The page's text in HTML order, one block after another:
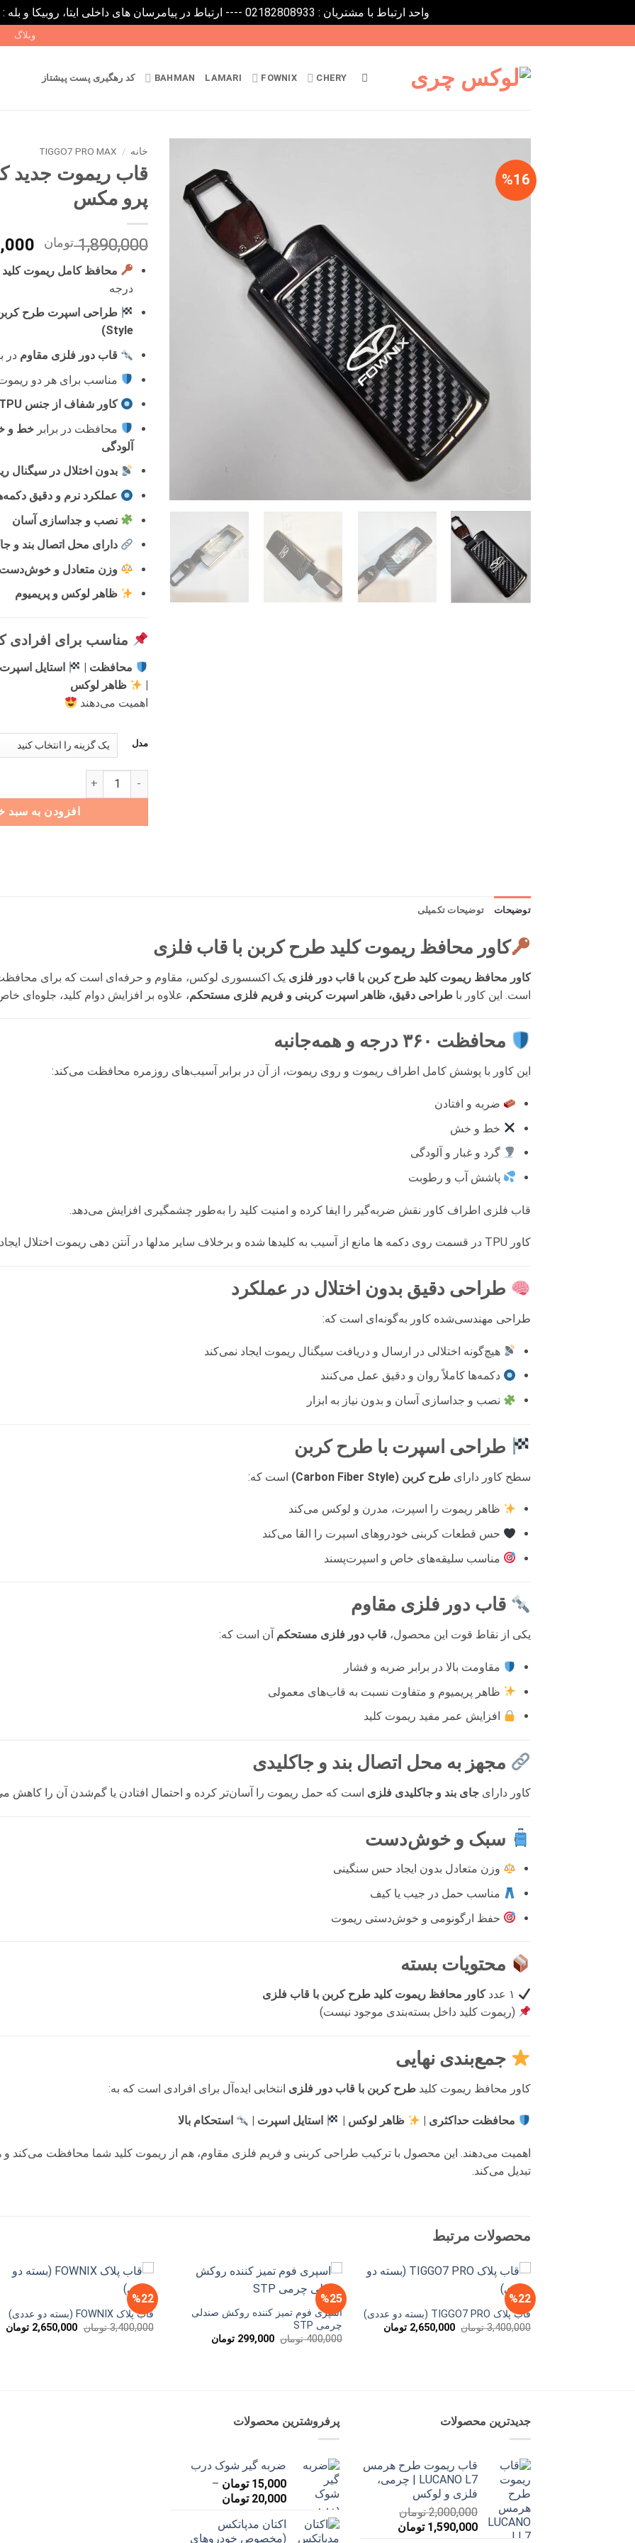
واحد ارتباط با مشتریان : 02182808933 ---- ارتباط در پیامرسان های داخلی ایتا، روبیکا و بله : 09031116395
to
وبلاگ
CHERY
FOWNIX
LAMARI
BAHMAN کد رهگیری پست پیشتاز
%16
خانه /
TIGGO7 PRO MAX
پرو مکس
1,890,000 تومان
محافظ کامل ریموت کلید
درجه
Style)
قاب دور فلزی مقاوم در
مناسب برای هر دو
کاور شفاف از جنس TPU روی دکمه ها
محافظت در برابرخط و
آلودگی
بدون اختلال در سیگنال
عملکرد نرم و دقیق
نصب و جداسازی آسان
دارای محل اتصال بند و
وزن متعادل و
ظاهر لوکس و پریمیوم
مناسب برای افرادی
محافظت |
استایل
|
ظاهر لوکس
اهمیت می‌دهند
مدل
قاب ریموت جدید کربن تیگو 7 پرو مکس عدد
افزودن به سبد
توضیحات توضیحات تکمیلی
کاور محافظ ریموت کلید طرح کربن با قاب فلزی
کاور محافظ ریموت کلید طرح کربن با قاب دور فلزی یک اکسسوری لوکس، مقاوم و حرفه‌ای است که برای
است. این کاور با طراحی دقیق، ظاهر اسپرت کربنی و فریم فلزی مستحکم، علاوه بر افزایش دوام کلید، جلوه‌ای
محافظت ۳۶۰ درجه و همه‌جانبه
این کاور با پوشش کامل اطراف ریموت و روی ریموت، از آن در برابر آسیب‌های روزمره محافظت می‌کند:
ضربه و افتادن
خط و خش
گرد و غبار و آلودگی
پاشش آب و رطوبت
قاب فلزی اطراف کاور نقش ضربه‌گیر را ایفا کرده و امنیت کلید را به‌طور چشمگیری افزایش می‌دهد.
کاور TPU در قسمت روی دکمه ها مانع از آسیب به کلیدها شده و برخلاف سایر مدلها در آنتن دهی ریموت اختلال ایجاد نمی کند.
طراحی دقیق بدون اختلال در عملکرد
طراحی مهندسی‌شده کاور به‌گونه‌ای است که:
هیچ‌گونه اختلالی در ارسال و دریافت سیگنال ریموت ایجاد نمی‌کند
دکمه‌ها کاملاً روان و دقیق عمل می‌کنند
نصب و جداسازی آسان و بدون نیاز به ابزار
طراحی اسپرت با طرح کربن
سطح کاور دارای طرح کربن (Carbon Fiber Style) است که:
ظاهر ریموت را اسپرت، مدرن و لوکس می‌کند
حس قطعات کربنی خودروهای اسپرت را القا می‌کند
مناسب سلیقه‌های خاص و اسپرت‌پسند
قاب دور فلزی مقاوم
یکی از نقاط قوت این محصول، قاب دور فلزی مستحکم آن است که:
مقاومت بالا در برابر ضربه و فشار
ظاهر پریمیوم و متفاوت نسبت به قاب‌های معمولی
افزایش عمر مفید ریموت کلید
مجهز به محل اتصال بند و جاکلیدی
کاور دارای جای بند و جاکلیدی فلزی است که حمل ریموت را آسان‌تر کرده و احتمال افتادن یا گم‌شدن آن را کاهش
سبک و خوش‌دست
وزن متعادل بدون ایجاد حس سنگینی
مناسب حمل در جیب یا کیف
حفظ ارگونومی و خوش‌دستی ریموت
محتویات بسته
کاور محافظ ریموت کلید طرح کربن با قاب فلزی
(ریموت کلید داخل بسته‌بندی موجود نیست)
جمع‌بندی نهایی
کاور محافظ ریموت کلید طرح کربن با قاب دور فلزی انتخابی ایده‌آل برای افرادی است که به:
محافظت حداکثری | ظاهر لوکس | استایل اسپرت | استحکام بالا
اهمیت می‌دهند. این محصول با ترکیب طراحی کربنی و فریم فلزی مقاوم، هم از ریموت کلید شما محافظت
تبدیل می‌کند.
محصولات مرتبط
%22
قاب پلاک TIGGO7 PRO (بسته دو عددی)
3,400,000 تومان قیمت
اصلی
2,650,000 تومان
2,650,000 تومان
%25
اسپری فوم تمیز کننده روکش صندلی
چرمی STP
400,000 تومان قیمت
299,000 تومان
%22
قاب پلاک FOWNIX (بسته دو عددی)
3,400,000 تومان قیمت
اصلی
2,650,000 تومان
جدیدترین محصولات
قاب ریموت طرح هرمس
LUCANO L7 | چرمی،
فلزی و لوکس
2,000,000 تومان
قیمت
1,590,000 تومان
پرفروشترین محصولات
ضربه گیر شوک درب
15,000 تومان –
20,000 تومان
اکتان مدپاتکس
(مخصوص خودروهای